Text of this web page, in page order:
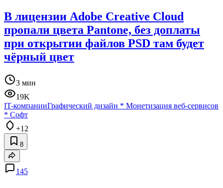
В лицензии Adobe Creative Cloud
пропали цвета Pantone, без доплаты
при открытии файлов PSD там будет
чёрный цвет
3 мин
19K
IT-компанииГрафический дизайн * Монетизация веб-сервисов
* Софт
+12
8
145